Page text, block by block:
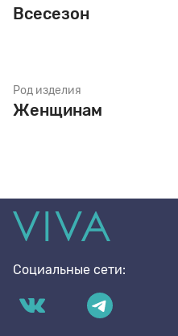
Всесезон
Род изделия
Женщинам
Социальные сети: